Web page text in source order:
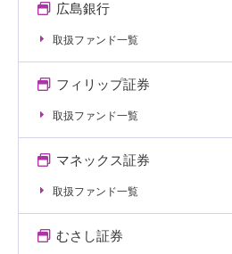
広島銀行
取扱ファンド一覧
フィリップ証券
取扱ファンド一覧
マネックス証券
取扱ファンド一覧
むさし証券